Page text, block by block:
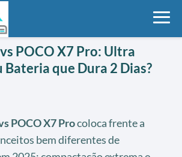
POCO X7 Pro: Ultra
que Dura 2 Dias?
POCO X7 Procoloca frente a
bem diferentes de